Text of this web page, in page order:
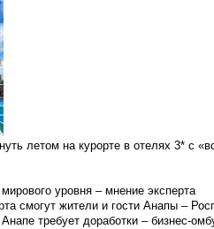
летом на курорте в отелях 3* с
уровня – мнение эксперта
смогут жители и гости Анапы –
требует доработки – бизнес-